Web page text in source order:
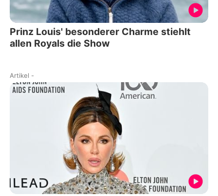
Prinz Louis' besonderer Charme stiehlt
allen Royals die Show
Artikel -